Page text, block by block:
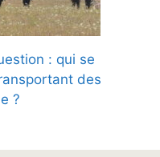
: qui se
des
?